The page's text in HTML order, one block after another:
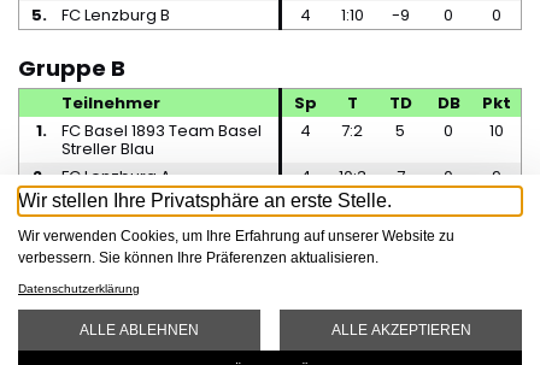
5.
FC Lenzburg B 4 1:10 -9 0 0
Gruppe B
Teilnehmer Sp T TD DB
Pkt
1.
FC Basel 1893 Team Basel
Streller Blau
4 7:2 5 0
10
2.
FC Lenzburg A 4 10:3 7 0
9
3.
Team Aarau United 4 3:5
4.
FC Rothrist 4 3:6 -3 0
5.
FC Amicitia Riehen 4 1:8
Wir stellen Ihre Privatsphäre an erste Stelle.
Wir verwenden Cookies, um Ihre Erfahrung auf unserer Website zu
verbessern. Sie können Ihre Präferenzen aktualisieren.
Datenschutzerklärung
ALLE ABLEHNEN ALLE AKZEPTIEREN